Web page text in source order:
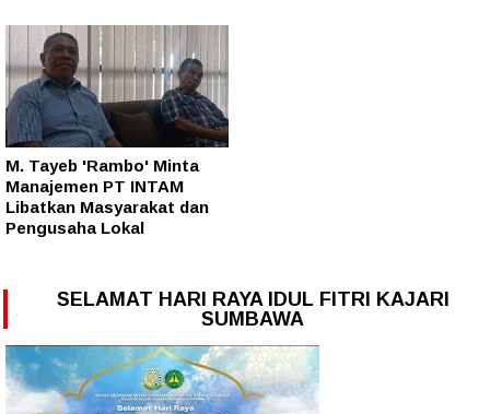
M. Tayeb 'Rambo' Minta
Manajemen PT INTAM
Libatkan Masyarakat dan
Pengusaha Lokal
SELAMAT HARI RAYA IDUL FITRI KAJARI
SUMBAWA